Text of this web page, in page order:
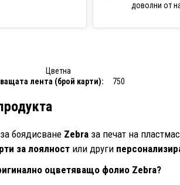
доволни от
Цветна
лента (брой карти):
750
боядисване Zebra за печат на
за лоялност или други
оцветяващо фолио Zebra?